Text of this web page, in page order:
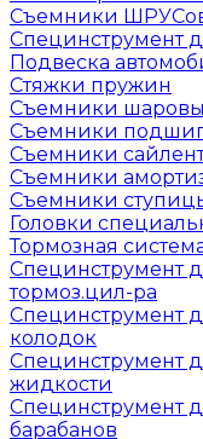
Съемники
Специнструмент
Подвеска
Стяжки пружин
Съемники
Съемники
Съемники
Съемники
Съемники
Головки
Тормозная
Специнструмент
тормоз.цил-ра
Специнструмент
колодок
Специнструмент
жидкости
Специнструмент
барабанов